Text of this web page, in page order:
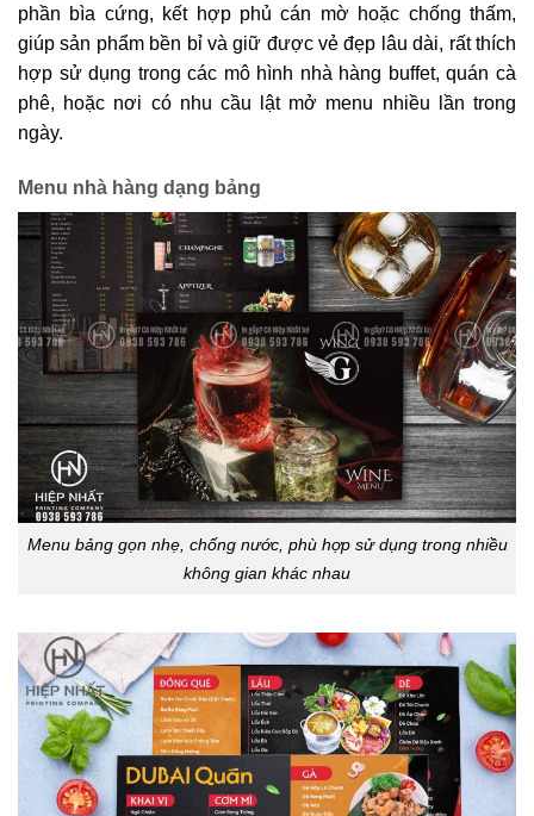
phần bìa cứng, kết hợp phủ cán mờ hoặc chống thấm,
giúp sản phẩm bền bỉ và giữ được vẻ đẹp lâu dài, rất thích
hợp sử dụng trong các mô hình nhà hàng buffet, quán cà
phê, hoặc nơi có nhu cầu lật mở menu nhiều lần trong
ngày.
Menu nhà hàng dạng bảng
Menu bảng gọn nhẹ, chống nước, phù hợp sử dụng trong nhiều
không gian khác nhau